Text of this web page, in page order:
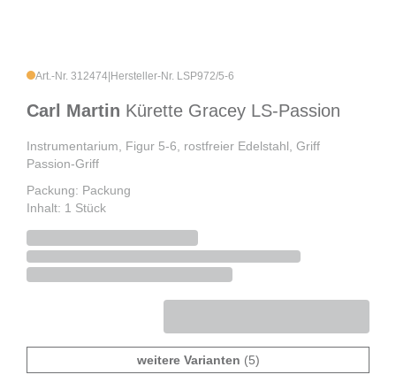
Art.-Nr. 312474 Hersteller-Nr. LSP972/5-6
Carl Martin Kürette Gracey LS-Passion
Instrumentarium, Figur 5-6, rostfreier Edelstahl, Griff
Passion-Griff
Packung: Packung
Inhalt: 1 Stück
weitere Varianten (5)